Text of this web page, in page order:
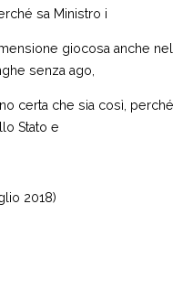
sa Ministro i
giocosa anche nel
senza ago,
certa che sia così, perché
Stato e
2018)